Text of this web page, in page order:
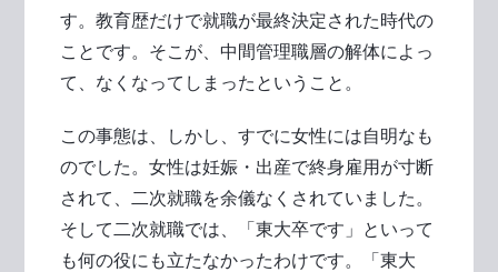
す。教育歴だけで就職が最終決定された時代の
ことです。そこが、中間管理職層の解体によっ
て、なくなってしまったということ。
この事態は、しかし、すでに女性には自明なも
のでした。女性は妊娠・出産で終身雇用が寸断
されて、二次就職を余儀なくされていました。
そして二次就職では、「東大卒です」といって
も何の役にも立たなかったわけです。「東大